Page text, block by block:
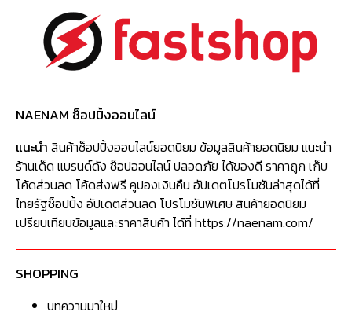
NAENAM ช็อปปิ้งออนไลน์
แนะนำ สินค้าช็อปปิ้งออนไลน์ยอดนิยม ข้อมูลสินค้ายอดนิยม แนะนำ
ร้านเด็ด แบรนด์ดัง ช็อปออนไลน์ ปลอดภัย ได้ของดี ราคาถูก เก็บ
โค้ดส่วนลด โค้ดส่งฟรี คูปองเงินคืน อัปเดตโปรโมชันล่าสุดได้ที่
ไทยรัฐช็อปปิ้ง อัปเดตส่วนลด โปรโมชันพิเศษ สินค้ายอดนิยม
เปรียบเทียบข้อมูลและราคาสินค้า ได้ที่ https://naenam.com/
SHOPPING
บทความมาใหม่